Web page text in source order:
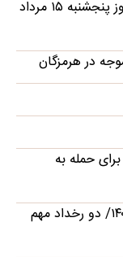
قیمت محصولات ایران‌خودرو و سایپا امروز پنجشنبه ۱۵ مرداد
در هرمزگان
حمله به
تحلیل قیمت طلا در هفته میانی مرداد ۱۴۰۵/ دو رخداد مهم